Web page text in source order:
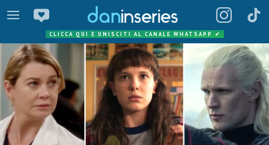
CLICCA QUI E UNISCITI AL CANALE WHATSAPP ✔